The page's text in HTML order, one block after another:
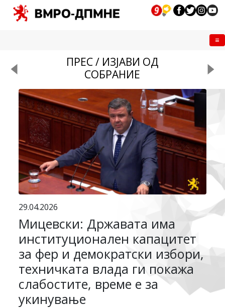
ПРЕС / ИЗЈАВИ ОД
СОБРАНИЕ
29.04.2026
Мицевски: Државата има
институционален капацитет
за фер и демократски избори,
техничката влада ги покажа
слабостите, време е за
укинување